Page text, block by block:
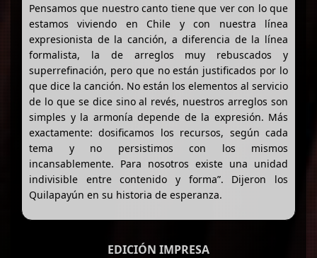
Pensamos que nuestro canto tiene que ver con lo que
estamos viviendo en Chile y con nuestra línea
expresionista de la canción, a diferencia de la línea
formalista, la de arreglos muy rebuscados y
superrefinación, pero que no están justificados por lo
que dice la canción. No están los elementos al servicio
de lo que se dice sino al revés, nuestros arreglos son
simples y la armonía depende de la expresión. Más
exactamente: dosificamos los recursos, según cada
tema y no persistimos con los mismos
incansablemente. Para nosotros existe una unidad
indivisible entre contenido y forma”. Dijeron los
Quilapayún en su historia de esperanza.
EDICIÓN IMPRESA